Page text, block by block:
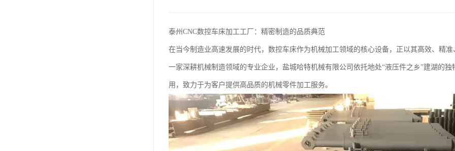
泰州CNC数控车床加工工厂：精密制造的品质典范
在当今制造业高速发展的时代，数控车床作为机械加工领域的核心设备，正以其高效、精
一家深耕机械制造领域的专业企业，盐城哈特机械有限公司依托地处“液压件之乡”建湖的
用，致力于为客户提供高品质的机械零件加工服务。